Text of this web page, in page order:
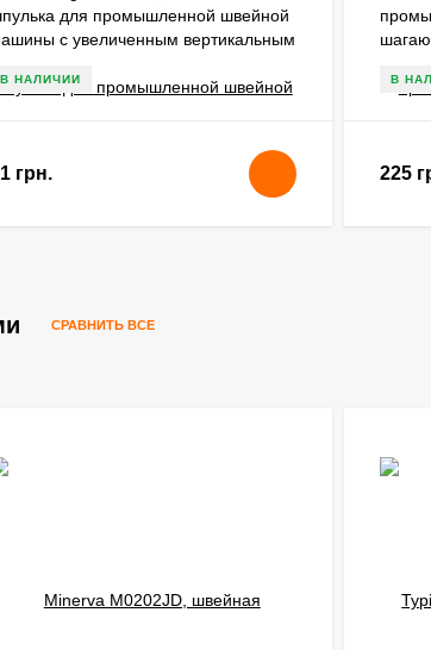
для промышленной швейной
с увеличенным вертикальным
В НАЛИЧИИ
грн.
В
225
СРАВНИТЬ ВСЕ